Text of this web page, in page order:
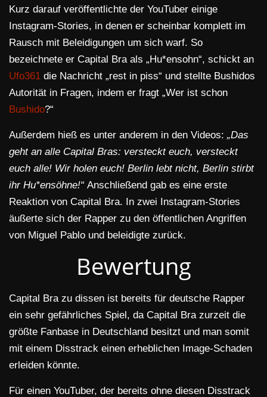
Kurz darauf veröffentlichte der YouTuber einige
Instagram-Stories, in denen er scheinbar komplett im
Rausch mit Beleidigungen um sich warf. So
bezeichnete er Capital Bra als „Hu*ensohn“, schickt an
Ufo361 die Nachricht „rest in piss“ und stellte Bushidos
Autorität in Fragen, indem er fragt „Wer ist schon
Bushido?“
Außerdem hieß es unter anderem in den Videos: „Das
geht an alle Capital Bras: versteckt euch, versteckt
euch alle! Wir holen euch! Berlin lebt nicht, Berlin stirbt
ihr Hu*ensöhne!“ Anschließend gab es eine erste
Reaktion von Capital Bra. In zwei Instagram-Stories
äußerte sich der Rapper zu den öffentlichen Angriffen
von Miguel Pablo und beleidigte zurück.
Bewertung
Capital Bra zu dissen ist bereits für deutsche Rapper
ein sehr gefährliches Spiel, da Capital Bra zurzeit die
größte Fanbase in Deutschland besitzt und man somit
mit einem Disstrack einen erheblichen Image-Schaden
erleiden könnte.
Für einen YouTuber, der bereits ohne diesen Disstrack